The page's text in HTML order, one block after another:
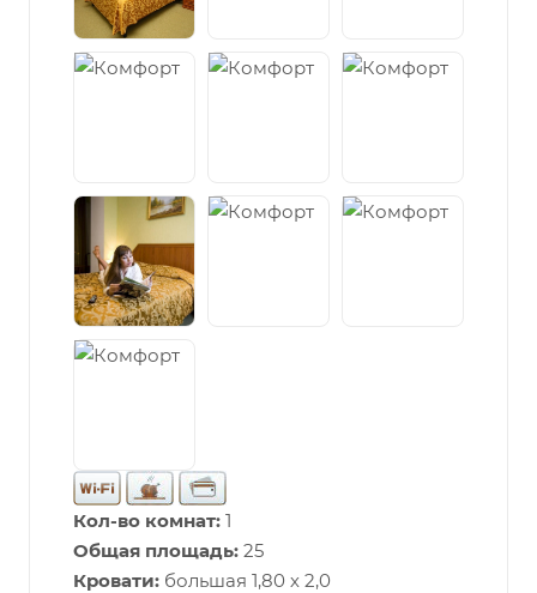
Кол-во комнат: 1
Общая площадь: 25
Кровати: большая 1,80 х 2,0